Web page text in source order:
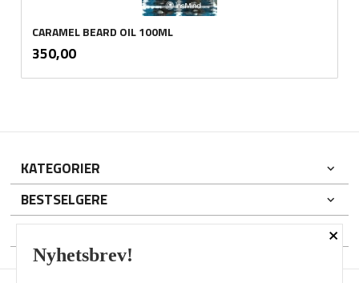
CARAMEL BEARD OIL 100ML
Pris
350,00mva.
KATEGORIER
BESTSELGERE
DIN KONTO
×
Nyhetsbrev!